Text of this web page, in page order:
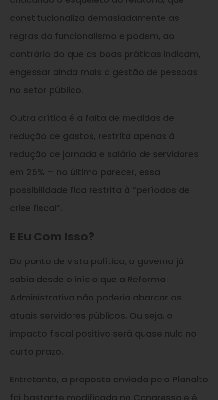
constitucionaliza demasiadamente as
regras do funcionalismo e podem, ao
contrário do que as boas práticas indicam,
engessar ainda mais a gestão de pessoas
no setor público.
Outra crítica é a falta de medidas de
redução de gastos, restrita apenas à
redução de jornada e salário de servidores
em 25% – no último parecer, essa
possibilidade fica restrita à “períodos de
crise fiscal”.
E Eu Com Isso?
Do ponto de vista político, o governo já
sabia desde o início que a Reforma
Administrativa não poderia abarcar os
atuais servidores públicos. Ou seja, o
impacto fiscal positivo será quase nulo no
curto prazo.
Entretanto, a proposta enviada pelo Planalto
foi bastante modificada no Congresso e é